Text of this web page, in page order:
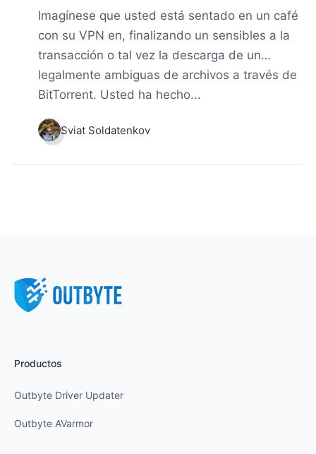
Imagínese que usted está sentado en un café
con su VPN en, finalizando un sensibles a la
transacción o tal vez la descarga de un…
legalmente ambiguas de archivos a través de
BitTorrent. Usted ha hecho...
Sviat Soldatenkov
Productos
Outbyte Driver Updater
Outbyte AVarmor